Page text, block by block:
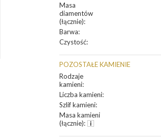
Masa
diamentów
(łącznie):
Barwa:
Czystość:
POZOSTAŁE KAMIENIE
Rodzaje
kamieni:
Liczba kamieni:
Szlif kamieni:
Masa kamieni
(łącznie):